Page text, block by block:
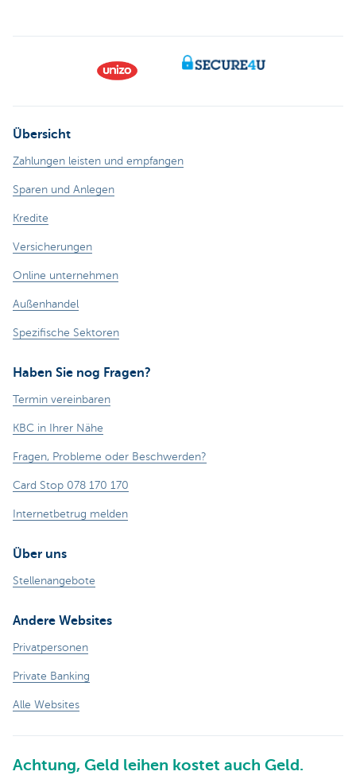
Übersicht
Zahlungen leisten und empfangen
Sparen und Anlegen
Kredite
Versicherungen
Online unternehmen
Außenhandel
Spezifische Sektoren
Haben Sie nog Fragen?
Termin vereinbaren
KBC in Ihrer Nähe
Fragen, Probleme oder Beschwerden?
Card Stop 078 170 170
Internetbetrug melden
Über uns
Stellenangebote
Andere Websites
Privatpersonen
Private Banking
Alle Websites
Achtung, Geld leihen kostet auch Geld.